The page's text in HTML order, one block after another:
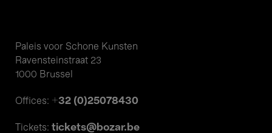
Paleis voor Schone Kunsten
Ravensteinstraat 23
1000 Brussel
Offices: +32 (0)25078430
Tickets: tickets@bozar.be